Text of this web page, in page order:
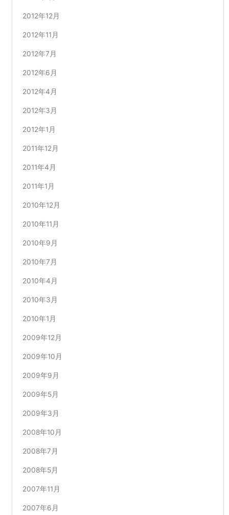
2012年12月
2012年11月
2012年7月
2012年6月
2012年4月
2012年3月
2012年1月
2011年12月
2011年4月
2011年1月
2010年12月
2010年11月
2010年9月
2010年7月
2010年4月
2010年3月
2010年1月
2009年12月
2009年10月
2009年9月
2009年5月
2009年3月
2008年10月
2008年7月
2008年5月
2007年11月
2007年6月